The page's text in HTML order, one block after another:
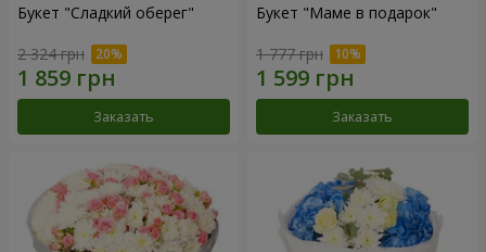
Букет "Сладкий оберег"
2 324 грн
Заказать
Букет "Маме в подарок"
1 777 грн
Заказать